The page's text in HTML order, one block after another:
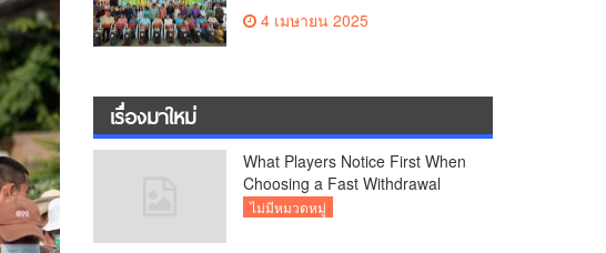
แคมเปญ “สาดสนุกรับสงกรานต์ที่
บิ๊กซี” อัดโปรฉ่ำ ลดสูงสุด 50%
ว่า 2,132 ล้านบาท
4 เมษายน 2025
เรื่องมาใหม่
What Players Notice First When
Choosing a Fast Withdrawal
Casino UK
ไม่มีหมวดหมู่